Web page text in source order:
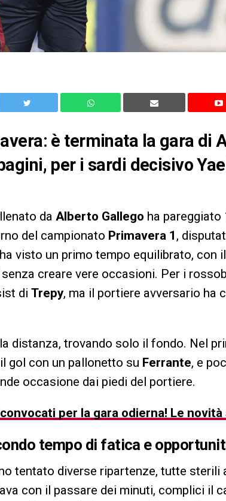
è terminata la gara di
per i sardi decisivo
da Alberto Gallego ha
del campionato Primavera 1 ,
visto un primo tempo equilibrato, con
creare vere occasioni. Per i
di Trepy, ma il portiere avversario ha
distanza, trovando solo il fondo. Nel
gol con un pallonetto su Ferrante, e
occasione dai piedi del portiere.
per la gara odierna! Le
tempo di fatica e
tentato diverse ripartenze, tutte sterili
con il passare dei minuti, complici il